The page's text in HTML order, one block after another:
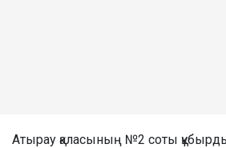
Атырау қаласының №2 соты